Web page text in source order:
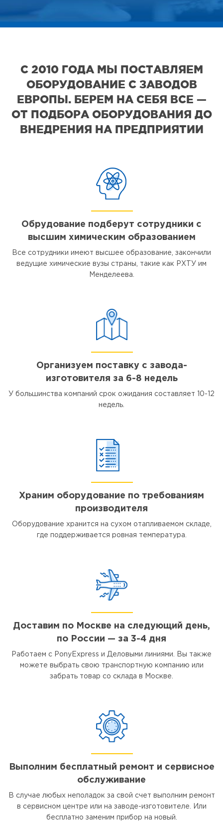
С 2010 ГОДА МЫ ПОСТАВЛЯЕМ
ОБОРУДОВАНИЕ С ЗАВОДОВ
ЕВРОПЫ. БЕРЕМ НА СЕБЯ ВСЕ —
ОТ ПОДБОРА ОБОРУДОВАНИЯ ДО
ВНЕДРЕНИЯ НА ПРЕДПРИЯТИИ
Обрудование подберут сотрудники с
высшим химическим образованием
Все сотрудники имеют высшее образование, закончили
ведущие химические вузы страны, такие как РХТУ им
Менделеева.
Организуем поставку с завода-
изготовителя за 6-8 недель
У большинства компаний срок ожидания составляет 10-12
недель.
Храним оборудование по требованиям
производителя
Оборудование хранится на сухом отапливаемом складе,
где поддерживается ровная температура.
Доставим по Москве на следующий день,
по России — за 3-4 дня
Работаем с PonyExpress и Деловыми линиями. Вы также
можете выбрать свою транспортную компанию или
забрать товар со склада в Москве.
Выполним бесплатный ремонт и сервисное
обслуживание
В случае любых неполадок за свой счет выполним ремонт
в сервисном центре или на заводе-изготовителе. Или
бесплатно заменим прибор на новый.